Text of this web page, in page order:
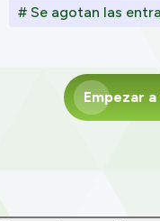
# Se agotan las
Empezar